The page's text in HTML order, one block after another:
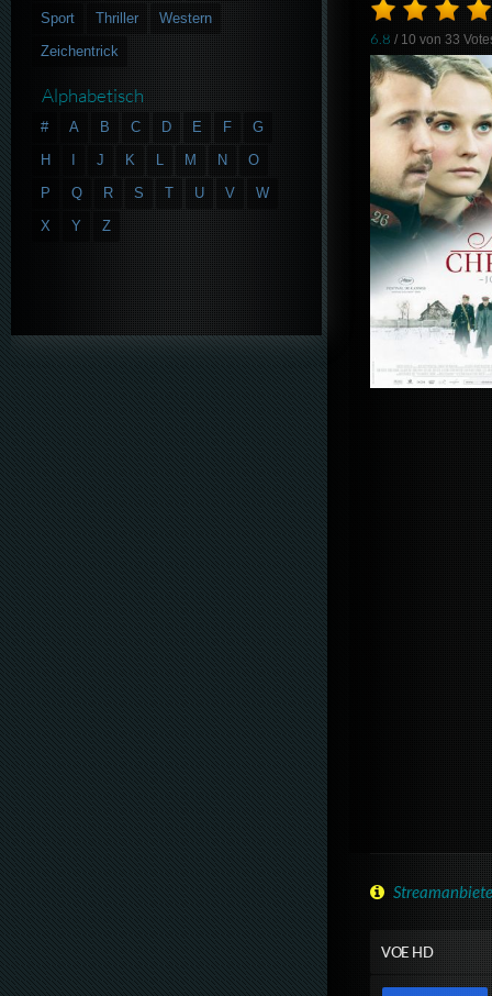
6.8 / 10 von33
VOE HD
Sport
Thriller
Western
Zeichentrick
Alphabetisch
# A B C D E F
G
H
J K L M N
O
P
Q R S T U V
W
X
Y Z